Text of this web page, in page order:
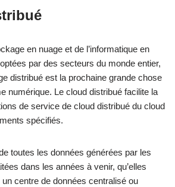
en nuage et de l’informatique en
par des secteurs du monde entier,
distribué est la prochaine grande chose
numérique. Le cloud distribué facilite la
de service de cloud distribué du cloud
spécifiés.
toutes les données générées par les
dans les années à venir, qu’elles
centre de données centralisé ou